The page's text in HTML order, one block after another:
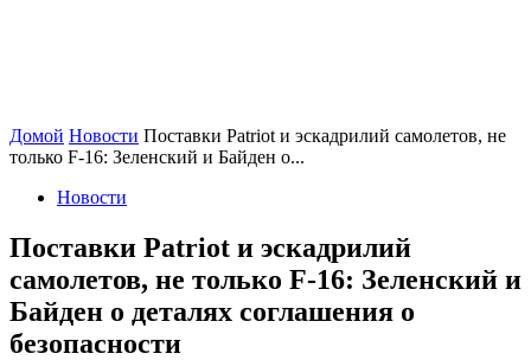
Домой Новости Поставки Patriot и эскадрилий самолетов, не
только F-16: Зеленский и Байден о...
Новости
Поставки Patriot и эскадрилий
самолетов, не только F-16: Зеленский и
Байден о деталях соглашения о
безопасности